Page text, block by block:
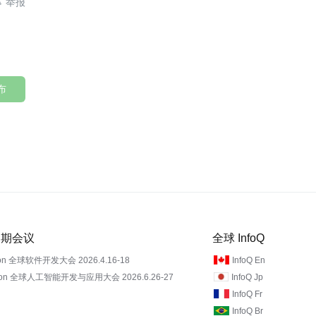
会议
全球软件开发大会 2026.4.16-18
全球人工智能开发与应用大会 2026.6.26-27
全球 InfoQ
InfoQ En
InfoQ Jp
InfoQ Fr
InfoQ Br